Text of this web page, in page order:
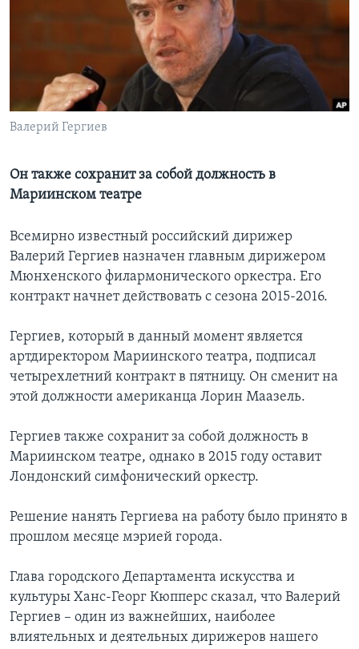
СОЦИАЛЬНЫЕ СЕТИ
Валерий Гергиев
Он также сохранит за собой должность в
Мариинском театре
Всемирно известный российский дирижер
Валерий Гергиев назначен главным дирижером
Мюнхенского филармонического оркестра. Его
контракт начнет действовать с сезона 2015-2016.
Гергиев, который в данный момент является
артдиректором Мариинского театра, подписал
четырехлетний контракт в пятницу. Он сменит на
этой должности американца Лорин Маазель.
Гергиев также сохранит за собой должность в
Мариинском театре, однако в 2015 году оставит
Лондонский симфонический оркестр.
Решение нанять Гергиева на работу было принято в
прошлом месяце мэрией города.
Глава городского Департамента искусства и
культуры Ханс-Георг Кюпперс сказал, что Валерий
Гергиев – один из важнейших, наиболее
влиятельных и деятельных дирижеров нашего